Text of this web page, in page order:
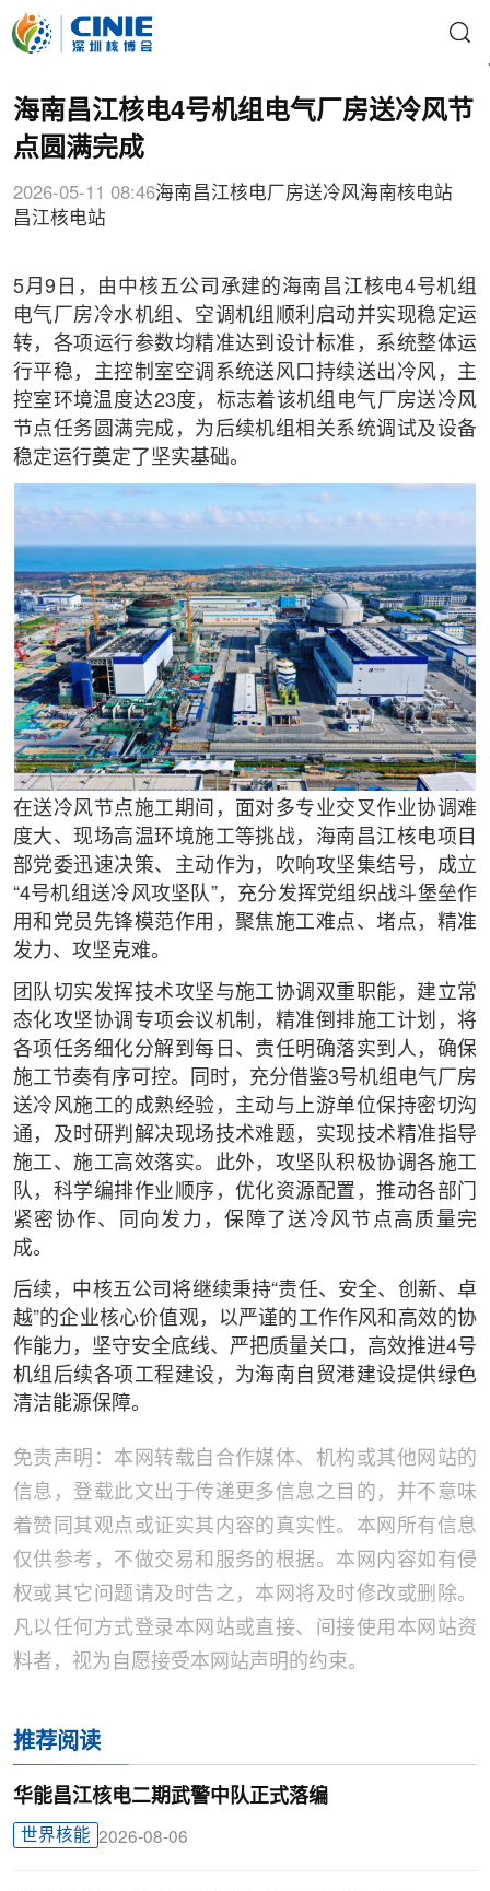
海南昌江核电4号机组电气厂房送冷风节
点圆满完成
2026-05-11 08:46海南昌江核电厂房送冷风海南核电站
昌江核电站
5月9日，由中核五公司承建的海南昌江核电4号机组
电气厂房冷水机组、空调机组顺利启动并实现稳定运
转，各项运行参数均精准达到设计标准，系统整体运
行平稳，主控制室空调系统送风口持续送出冷风，主
控室环境温度达23度，标志着该机组电气厂房送冷风
节点任务圆满完成，为后续机组相关系统调试及设备
稳定运行奠定了坚实基础。
在送冷风节点施工期间，面对多专业交叉作业协调难
度大、现场高温环境施工等挑战，海南昌江核电项目
部党委迅速决策、主动作为，吹响攻坚集结号，成立
“4号机组送冷风攻坚队”，充分发挥党组织战斗堡垒作
用和党员先锋模范作用，聚焦施工难点、堵点，精准
发力、攻坚克难。
团队切实发挥技术攻坚与施工协调双重职能，建立常
态化攻坚协调专项会议机制，精准倒排施工计划，将
各项任务细化分解到每日、责任明确落实到人，确保
施工节奏有序可控。同时，充分借鉴3号机组电气厂房
送冷风施工的成熟经验，主动与上游单位保持密切沟
通，及时研判解决现场技术难题，实现技术精准指导
施工、施工高效落实。此外，攻坚队积极协调各施工
队，科学编排作业顺序，优化资源配置，推动各部门
紧密协作、同向发力，保障了送冷风节点高质量完
成。
后续，中核五公司将继续秉持“责任、安全、创新、卓
越”的企业核心价值观，以严谨的工作作风和高效的协
作能力，坚守安全底线、严把质量关口，高效推进4号
机组后续各项工程建设，为海南自贸港建设提供绿色
清洁能源保障。
免责声明：本网转载自合作媒体、机构或其他网站的
信息，登载此文出于传递更多信息之目的，并不意味
着赞同其观点或证实其内容的真实性。本网所有信息
仅供参考，不做交易和服务的根据。本网内容如有侵
权或其它问题请及时告之，本网将及时修改或删除。
凡以任何方式登录本网站或直接、间接使用本网站资
料者，视为自愿接受本网站声明的约束。
推荐阅读
华能昌江核电二期武警中队正式落编
世界核能 2026-08-06